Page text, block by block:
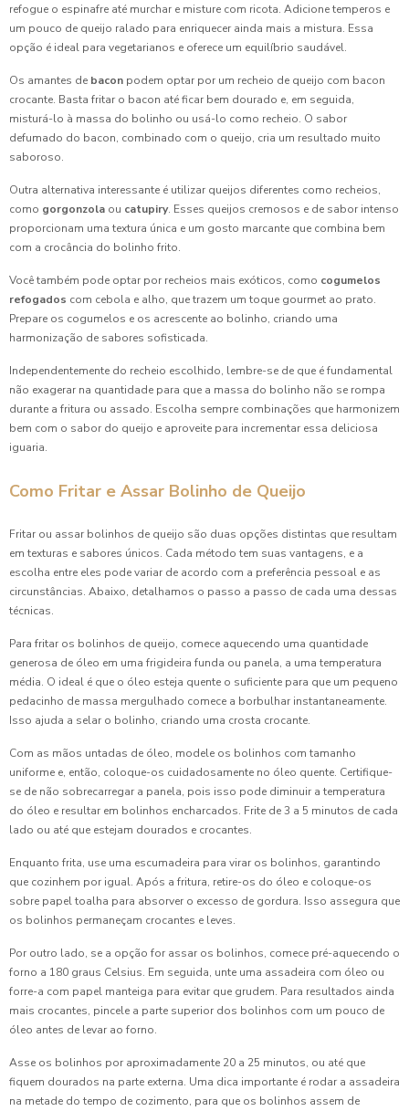
Coxinha para Festa: 7 Receitas Irresistíveis e Práticas
Encantar Seus Convidados
Coxinha para Festa: Como Preparar e Surpreender Seus
Convidados com Esta Delícia
com Esta Maravilha
Coxinhas de Festa: Atraia Todos os Convidados
Coxinhas de Festa: Receitas Irresistíveis para Animar Seu
Coxinhas de Festa: Receitas Irresistíveis para Deixar o
Evento Inesquecível
Coxinhas de Festa: Receitas Irresistíveis para Deixar Seu
Evento Inesquecível
Coxinhas de Festa: Receitas Irresistíveis para Encantar
Coxinhas de Festa: Receitas Irresistíveis para Seu Evento
Coxinhas de Frango para Festa: Delícias Irresistíveis
Coxinhas de Frango para Festa: Delícias que Encantam
Seus Convidados
Coxinhas de Frango Para Festa: Delícias Irresistíveis
Coxinhas de Frango para Festa: Receitas Irresistíveis e
Dicas Práticas
Coxinhas para Aniversário: Delícias que Garantem Sucesso
na Sua Festa
Coxinhas para Aniversário que Encantam: Receitas e Dicas
Imperdíveis
Coxinhas para Aniversário que Vão Surpreender Seus
Convidados
Coxinhas para Aniversário: Como Surpreender Seus
Convidados
Coxinhas para Aniversário: Novidades para Surpreender
Seus Convidados
Coxinhas para Festa: 7 Receitas Irresistíveis para
Impressionar
refogue o espinafre até murchar e misture com ricota. Adicione temperos e
um pouco de queijo ralado para enriquecer ainda mais a mistura. Essa
opção é ideal para vegetarianos e oferece um equilíbrio saudável.
Os amantes de bacon podem optar por um recheio de queijo com bacon
crocante. Basta fritar o bacon até ficar bem dourado e, em seguida,
misturá-lo à massa do bolinho ou usá-lo como recheio. O sabor
defumado do bacon, combinado com o queijo, cria um resultado muito
saboroso.
Outra alternativa interessante é utilizar queijos diferentes como recheios,
como gorgonzola ou catupiry. Esses queijos cremosos e de sabor intenso
proporcionam uma textura única e um gosto marcante que combina bem
com a crocância do bolinho frito.
Você também pode optar por recheios mais exóticos, como cogumelos
refogados com cebola e alho, que trazem um toque gourmet ao prato.
Prepare os cogumelos e os acrescente ao bolinho, criando uma
harmonização de sabores sofisticada.
Independentemente do recheio escolhido, lembre-se de que é fundamental
não exagerar na quantidade para que a massa do bolinho não se rompa
durante a fritura ou assado. Escolha sempre combinações que harmonizem
bem com o sabor do queijo e aproveite para incrementar essa deliciosa
iguaria.
Como Fritar e Assar Bolinho de Queijo
Fritar ou assar bolinhos de queijo são duas opções distintas que resultam
em texturas e sabores únicos. Cada método tem suas vantagens, e a
escolha entre eles pode variar de acordo com a preferência pessoal e as
circunstâncias. Abaixo, detalhamos o passo a passo de cada uma dessas
técnicas.
Para fritar os bolinhos de queijo, comece aquecendo uma quantidade
generosa de óleo em uma frigideira funda ou panela, a uma temperatura
média. O ideal é que o óleo esteja quente o suficiente para que um pequeno
pedacinho de massa mergulhado comece a borbulhar instantaneamente.
Isso ajuda a selar o bolinho, criando uma crosta crocante.
Com as mãos untadas de óleo, modele os bolinhos com tamanho
uniforme e, então, coloque-os cuidadosamente no óleo quente. Certifique-
se de não sobrecarregar a panela, pois isso pode diminuir a temperatura
do óleo e resultar em bolinhos encharcados. Frite de 3 a 5 minutos de cada
lado ou até que estejam dourados e crocantes.
Enquanto frita, use uma escumadeira para virar os bolinhos, garantindo
que cozinhem por igual. Após a fritura, retire-os do óleo e coloque-os
sobre papel toalha para absorver o excesso de gordura. Isso assegura que
os bolinhos permaneçam crocantes e leves.
Por outro lado, se a opção for assar os bolinhos, comece pré-aquecendo o
forno a 180 graus Celsius. Em seguida, unte uma assadeira com óleo ou
forre-a com papel manteiga para evitar que grudem. Para resultados ainda
mais crocantes, pincele a parte superior dos bolinhos com um pouco de
óleo antes de levar ao forno.
Asse os bolinhos por aproximadamente 20 a 25 minutos, ou até que
fiquem dourados na parte externa. Uma dica importante é rodar a assadeira
na metade do tempo de cozimento, para que os bolinhos assem de